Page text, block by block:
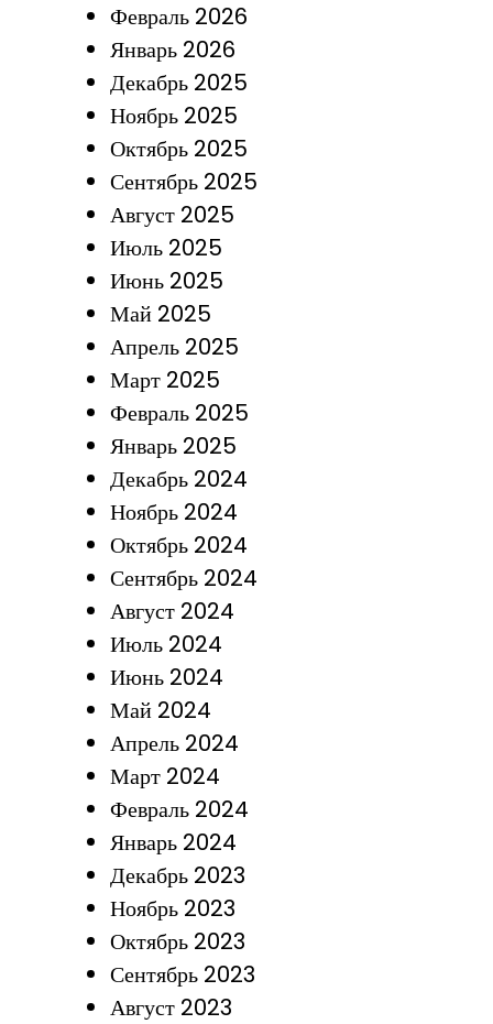
Февраль 2026
Январь 2026
Декабрь 2025
Ноябрь 2025
Октябрь 2025
Сентябрь 2025
Август 2025
Июль 2025
Июнь 2025
Май 2025
Апрель 2025
Март 2025
Февраль 2025
Январь 2025
Декабрь 2024
Ноябрь 2024
Октябрь 2024
Сентябрь 2024
Август 2024
Июль 2024
Июнь 2024
Май 2024
Апрель 2024
Март 2024
Февраль 2024
Январь 2024
Декабрь 2023
Ноябрь 2023
Октябрь 2023
Сентябрь 2023
Август 2023